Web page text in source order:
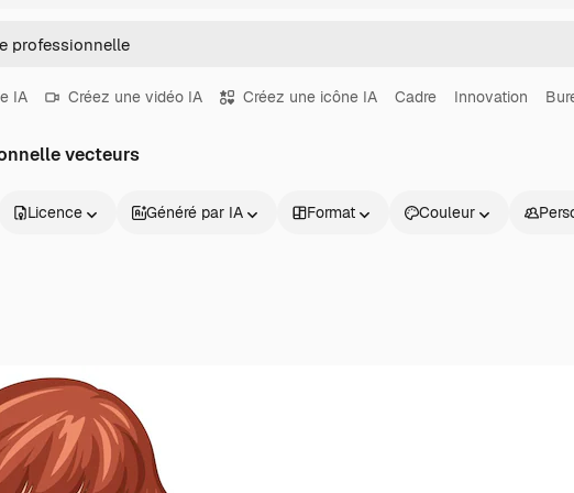
IA Créez une vidéo IA Créez une icône IA Cadre Innovation
vecteurs
Licence Généré par IA Format Couleur